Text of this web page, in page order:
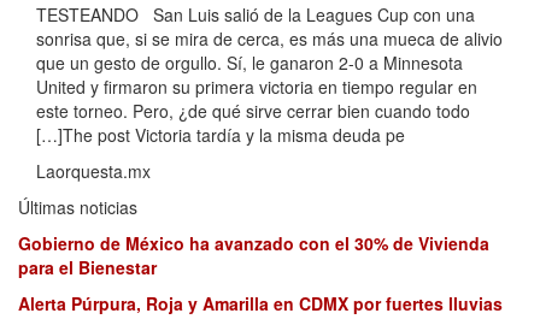
TESTEANDO San Luis salió de la Leagues Cup con una
sonrisa que, si se mira de cerca, es más una mueca de alivio
que un gesto de orgullo. Sí, le ganaron 2-0 a Minnesota
United y firmaron su primera victoria en tiempo regular en
este torneo. Pero, ¿de qué sirve cerrar bien cuando todo
[…]The post Victoria tardía y la misma deuda pe
Laorquesta.mx
Últimas noticias
Gobierno de México ha avanzado con el 30% de Vivienda
para el Bienestar
Alerta Púrpura, Roja y Amarilla en CDMX por fuertes lluvias